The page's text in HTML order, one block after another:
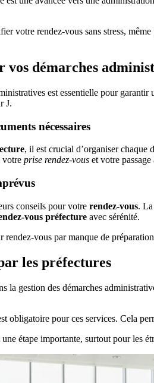
votre rendez-vous sans stress,
vos démarches
est essentielle pour
J.
nécessaires
, il est crucial d’organiser
votre prise rendez-vous et votre
conseils pour votre rendez-vous.
vous préfecture avec sérénité.
rendez-vous par manque de
les préfectures
la gestion des démarches
obligatoire pour ces services. Cela
une étape importante, surtout pour les